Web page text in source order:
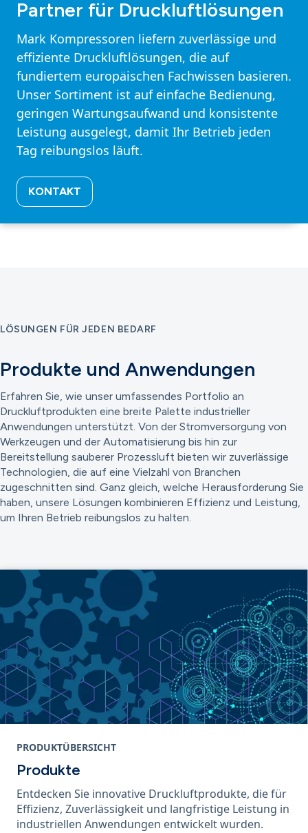
Partner für Druckluftlösungen
Mark Kompressoren liefern zuverlässige und
effiziente Druckluftlösungen, die auf
fundiertem europäischen Fachwissen basieren.
Unser Sortiment ist auf einfache Bedienung,
geringen Wartungsaufwand und konsistente
Leistung ausgelegt, damit Ihr Betrieb jeden
Tag reibungslos läuft.
KONTAKT
LÖSUNGEN FÜR JEDEN BEDARF
Produkte und Anwendungen
Erfahren Sie, wie unser umfassendes Portfolio an
Druckluftprodukten eine breite Palette industrieller
Anwendungen unterstützt. Von der Stromversorgung von
Werkzeugen und der Automatisierung bis hin zur
Bereitstellung sauberer Prozessluft bieten wir zuverlässige
Technologien, die auf eine Vielzahl von Branchen
zugeschnitten sind. Ganz gleich, welche Herausforderung Sie
haben, unsere Lösungen kombinieren Effizienz und Leistung,
um Ihren Betrieb reibungslos zu halten.
PRODUKTÜBERSICHT
Produkte
Entdecken Sie innovative Druckluftprodukte, die für
Effizienz, Zuverlässigkeit und langfristige Leistung in
industriellen Anwendungen entwickelt wurden.